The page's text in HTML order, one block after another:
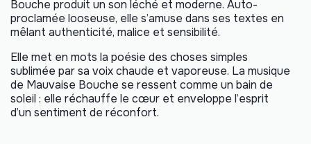
Bouche produit un son léché et moderne. Auto-
proclamée looseuse, elle s’amuse dans ses textes en
mêlant authenticité, malice et sensibilité.
Elle met en mots la poésie des choses simples
sublimée par sa voix chaude et vaporeuse. La musique
de Mauvaise Bouche se ressent comme un bain de
soleil : elle réchauffe le cœur et enveloppe l’esprit
d’un sentiment de réconfort.